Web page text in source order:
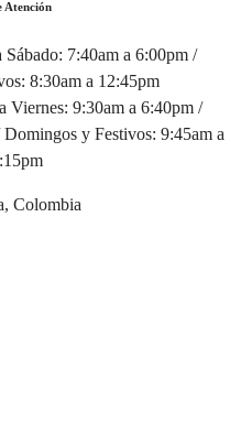
Atención
Sábado: 7:40am a 6:00pm /
8:30am a 12:45pm
Viernes: 9:30am a 6:40pm /
y Festivos: 9:45am a
Colombia